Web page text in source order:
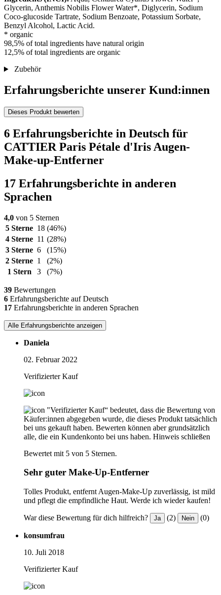
Glycerin, Anthemis Nobilis Flower Water*, Diglycerin, Sodium
Coco-glucoside Tartrate, Sodium Benzoate, Potassium Sorbate,
Benzyl Alcohol, Lactic Acid.
* organic
98,5% of total ingredients have natural origin
12,5% of total ingredients are organic
Zubehör
Erfahrungsberichte unserer Kund:innen
Dieses Produkt bewerten
6 Erfahrungsberichte in Deutsch für
CATTIER Paris Pétale d'Iris Augen-
Make-up-Entferner
17 Erfahrungsberichte in anderen
Sprachen
4,0 von 5 Sternen
5 Sterne 18 (46%)
4 Sterne 11 (28%)
3 Sterne 6
(15%)
2 Sterne 1
(2%)
1 Stern
3 (7%)
39 Bewertungen
6 Erfahrungsberichte auf Deutsch
17 Erfahrungsberichte in anderen Sprachen
Alle Erfahrungsberichte anzeigen
Daniela
02. Februar 2022
Verifizierter Kauf
"Verifizierter Kauf“ bedeutet, dass die Bewertung von
Käufer:innen abgegeben wurde, die dieses Produkt tatsächlich
bei uns gekauft haben. Bewerten können aber grundsätzlich
alle, die ein Kundenkonto bei uns haben. Hinweis schließen
Bewertet mit 5 von 5 Sternen.
Sehr guter Make-Up-Entferner
Tolles Produkt, entfernt Augen-Make-Up zuverlässig, ist mild
und pflegt die empfindliche Haut. Werde ich wieder kaufen!
War diese Bewertung für dich hilfreich? Ja (2) Nein (0)
konsumfrau
10. Juli 2018
Verifizierter Kauf